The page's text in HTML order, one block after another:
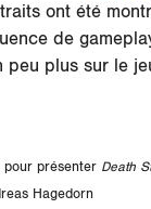
ont été
de
peu plus sur le
pour présenter Death
Hagedorn